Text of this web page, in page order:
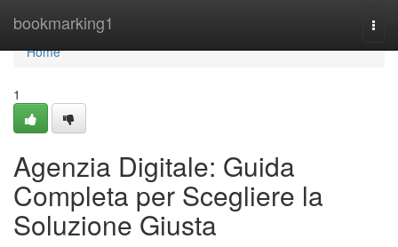
bookmarking1
Home
Home
1
Agenzia Digitale: Guida
Completa per Scegliere la
Soluzione Giusta